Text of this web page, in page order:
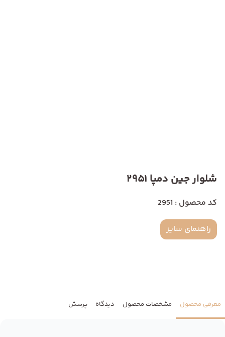
شلوار جین دمپا 2951
کد محصول : 2951
راهنمای سایز
معرفی محصول مشخصات محصول دیدگاه پرسش